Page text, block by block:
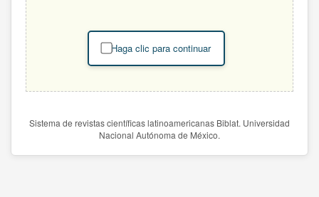
Haga clic para continuar
Sistema de revistas científicas latinoamericanas Biblat. Universidad
Nacional Autónoma de México.